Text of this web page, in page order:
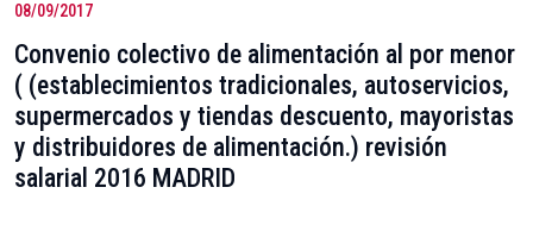
08/09/2017
Convenio colectivo de alimentación al por menor
( (establecimientos tradicionales, autoservicios,
supermercados y tiendas descuento, mayoristas
y distribuidores de alimentación.) revisión
salarial 2016 MADRID